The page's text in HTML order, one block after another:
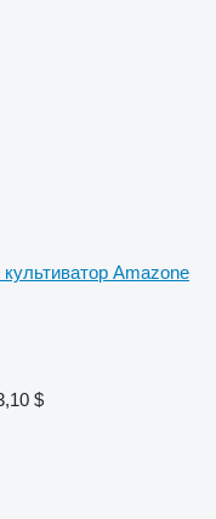
культиватор Amazone
$